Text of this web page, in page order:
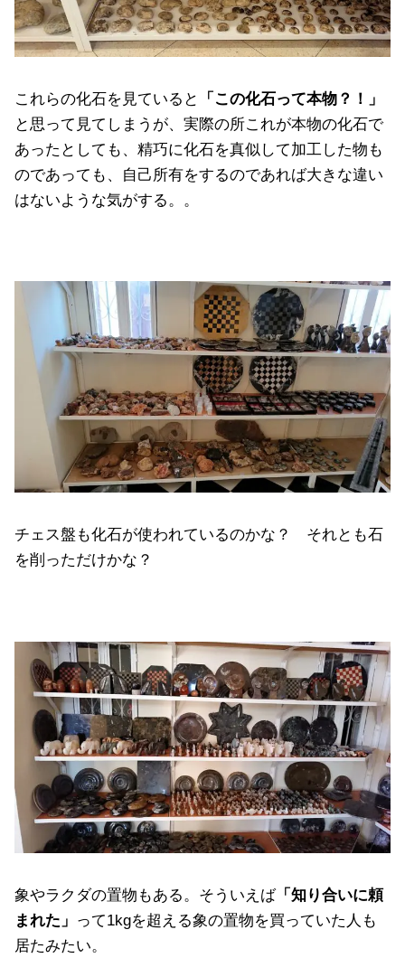
これらの化石を見ていると
「この化石って本物？！」
と思って見てしまうが、実際の所これが本物の化石で
あったとしても、精巧に化石を真似して加工した物も
のであっても、自己所有をするのであれば大きな違い
はないような気がする。。
チェス盤も化石が使われているのかな？ それとも石
を削っただけかな？
象やラクダの置物もある。そういえば「知り合いに頼
まれた」 って1kgを超える象の置物を買っていた人も
居たみたい。